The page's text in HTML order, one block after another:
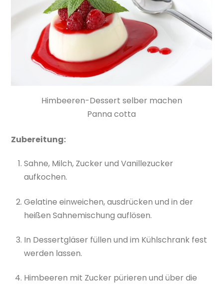
Himbeeren-Dessert selber machen
Panna cotta
Zubereitung:
Sahne, Milch, Zucker und Vanillezucker
aufkochen.
Gelatine einweichen, ausdrücken und in der
heißen Sahnemischung auflösen.
In Dessertgläser füllen und im Kühlschrank fest
werden lassen.
Himbeeren mit Zucker pürieren und über die